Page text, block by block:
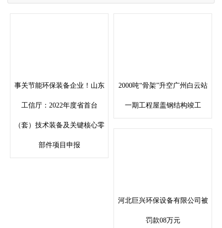
事关节能环保装备企业！山东
工信厅：2022年度省首台
（套）技术装备及关键核心零
部件项目申报
2000吨“骨架”升空广州白云站
一期工程屋盖钢结构竣工
河北巨兴环保设备有限公司被
罚款08万元